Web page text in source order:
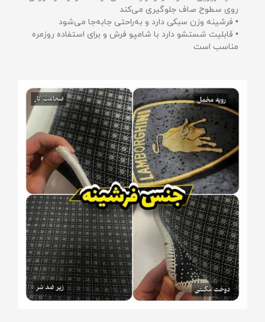
روی سطوح صاف جلوگیری می‌کند
• فرشینه وزن سبکی دارد و به‌راحتی جابه‌جا می‌شود
• قابلیت شستشو دارد با شامپو فرش و برای استفاده روزمره
مناسب است